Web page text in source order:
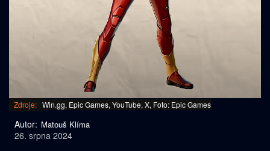
Zdroje: Win.gg, Epic Games, YouTube, X, Foto: Epic Games
Autor: Matouš Klíma
26. srpna 2024